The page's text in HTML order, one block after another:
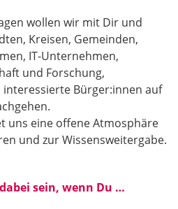
wollen wir mit Dir und
Kreisen, Gemeinden,
IT-Unternehmen,
und Forschung,
Bürger:innen auf
uns eine offene Atmosphäre
und zur Wissensweitergabe.
sein, wenn Du …